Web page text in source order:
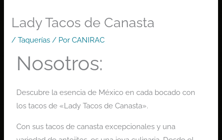
Lady Tacos de Canasta
/Taquerías / PorCANIRAC
Nosotros:
Descubre la esencia de México en cada bocado con
los tacos de «Lady Tacos de Canasta».
Con sus tacos de canasta excepcionales y una